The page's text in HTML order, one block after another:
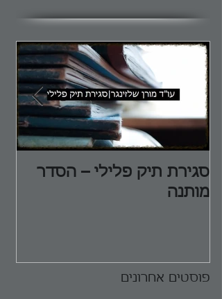
סגירת תיק פלילי – הסדר
מותנה
פוסטים אחרונים